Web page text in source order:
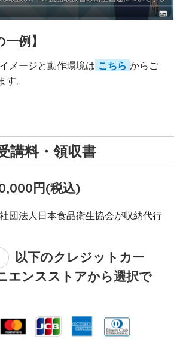
例】
メージと動作環境は こちら からご
。
講料・領収書
円(税込)
団法人日本食品衛生協会が収納代行
以下のクレジットカー
エンスストアから選択で